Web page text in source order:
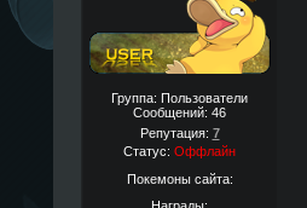
Группа: Пользователи
Сообщений: 46
Репутация: 7
Статус: Оффлайн
Покемоны сайта: